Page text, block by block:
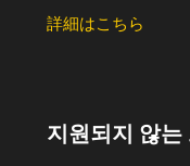
詳細はこちら
지원되지 않